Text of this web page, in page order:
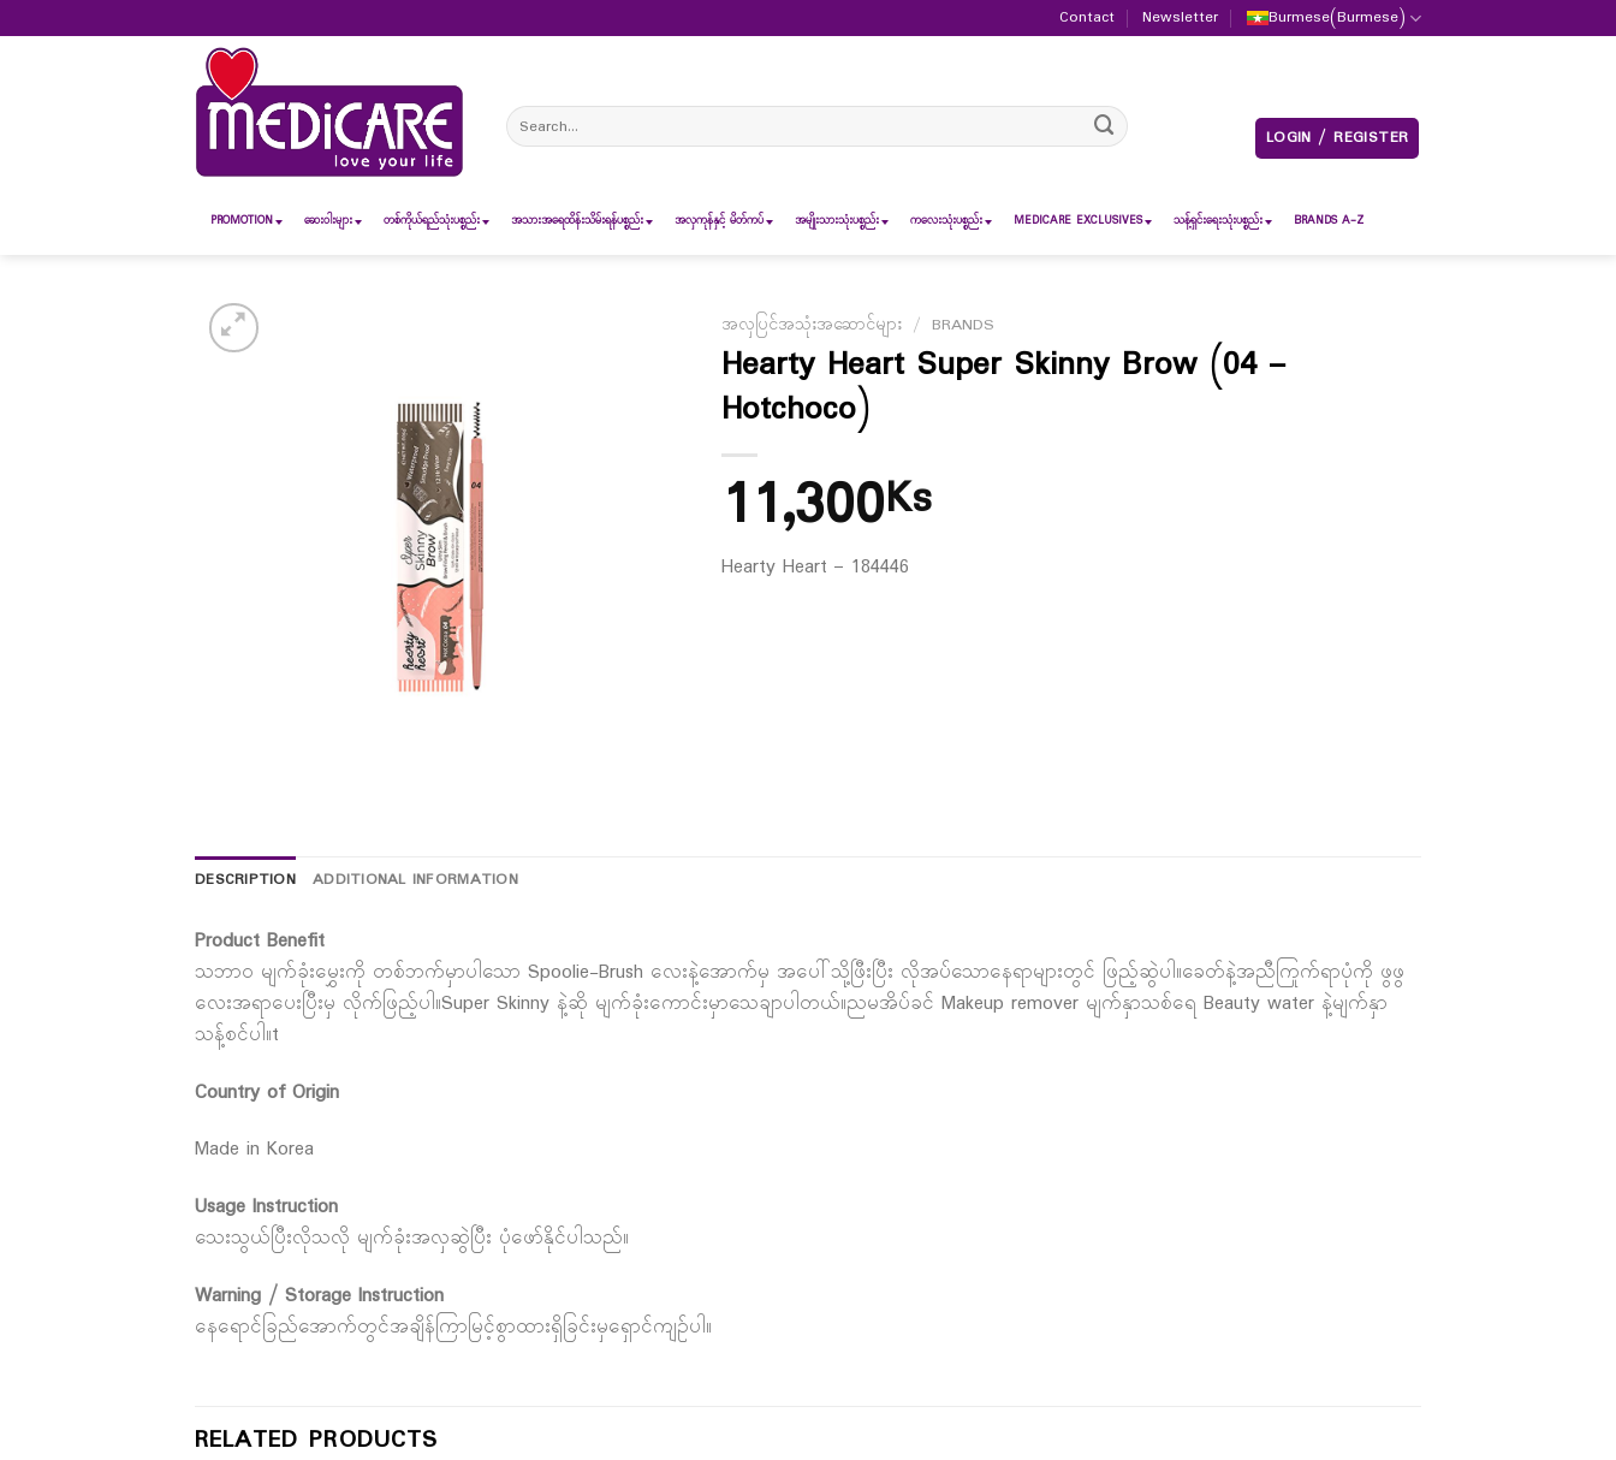
to
Contact Newsletter Burmese(Burmese)
Search
for:
LOGIN / REGISTER
PROMOTION ဆေး၀ါးများ တစ်ကိုယ်ရည်သုံးပစ္စည်း အသားအရေထိန်းသိမ်းရန်ပစ္စည်း အလှကုန်နှင့် မိတ်ကပ် အမျိုးသားသုံးပစ္စည်း ကလေးသုံးပစ္စည်း MEDICARE EXCLUSIVES သန့်ရှင်းရေးသုံးပစ္စည်း BRANDS A-Z
အလှပြင်အသုံးအဆောင်များ / BRANDS
Hearty Heart Super Skinny Brow (04 –
Hotchoco)
11,300Ks
Hearty Heart – 184446
DESCRIPTION ADDITIONAL INFORMATION
Product Benefit
သဘာ၀ မျက်ခုံးမွှေးကို တစ်ဘက်မှာပါသော Spoolie-Brush လေးနဲ့အောက်မှ အပေါ်သို့ဖြီးပြီး လိုအပ်သောနေရာများတွင် ဖြည့်ဆွဲပါ။ခေတ်နဲ့အညီကြုက်ရာပုံကို ဖွဖွ
လေးအရာပေးပြီးမှ လိုက်ဖြည့်ပါ။Super Skinny နဲ့ဆို မျက်ခုံးကောင်းမှာသေချာပါတယ်။ညမအိပ်ခင် Makeup remover မျက်နှာသစ်ရေ Beauty water နဲ့မျက်နှာ
သန့်စင်ပါ။t
Country of Origin
Made in Korea
Usage Instruction
သေးသွယ်ပြီးလိုသလို မျက်ခုံးအလှဆွဲပြီး ပုံဖော်နိုင်ပါသည်။
Warning / Storage Instruction
နေရောင်ခြည်အောက်တွင်အချိန်ကြာမြင့်စွာထားရှိခြင်းမှရှောင်ကျဉ်ပါ။
RELATED PRODUCTS